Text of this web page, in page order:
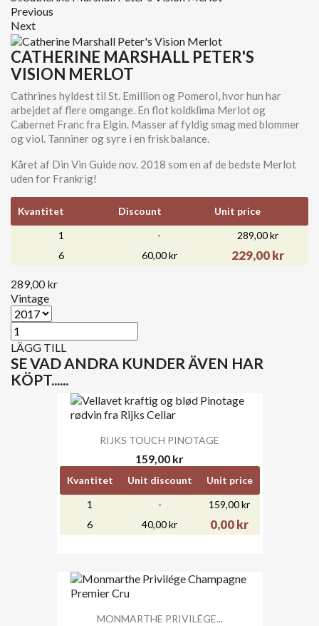
Previous
Next
CATHERINE MARSHALL PETER'S
VISION MERLOT
Cathrines hyldest til St. Emillion og Pomerol, hvor hun har
arbejdet af flere omgange. En flot koldklima Merlot og
Cabernet Franc fra Elgin. Masser af fyldig smag med blommer
og viol. Tanniner og syre i en frisk balance.
Kåret af Din Vin Guide nov. 2018 som en af de bedste Merlot
uden for Frankrig!
Kvantitet Discount
Unit price
1
-
289,00 kr
6
60,00 kr 229,00 kr
289,00 kr
Vintage
LÄGG TILL
SE VAD ANDRA KUNDER ÄVEN HAR
KÖPT...​​...
RIJKS TOUCH PINOTAGE
159,00 kr
Kvantitet Unit discount
Unit price
1
-
159,00 kr
6
40,00 kr 0,00 kr
MONMARTHE PRIVILÉGE...